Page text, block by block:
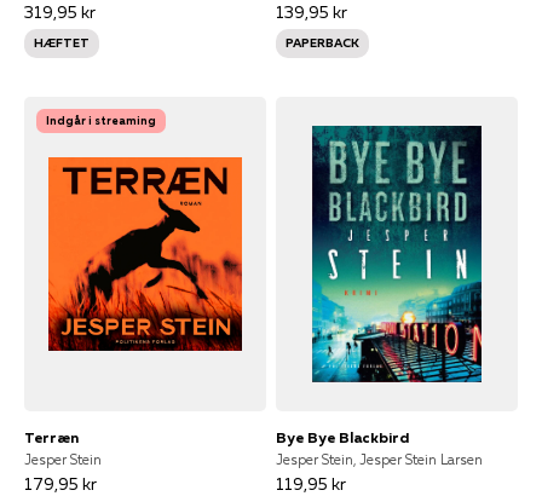
319,95 kr
HÆFTET
139,95 kr
PAPERBACK
Indgår i streaming
Terræn
Jesper Stein
179,95 kr
Bye Bye Blackbird
Jesper Stein, Jesper Stein Larsen
119,95 kr